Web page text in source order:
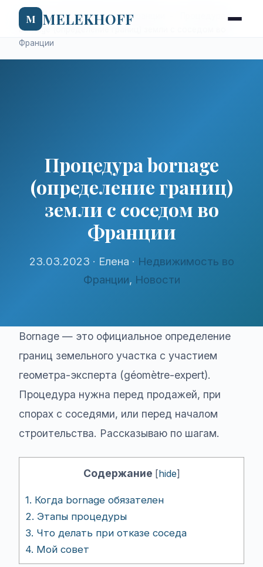
M MELEKHOFF
Home - Недвижимость во Франции
bornage (определение границ) земли с соседом во
Франции
Процедура bornage
(определение границ)
земли с соседом во
Франции
23.03.2023 · Елена · Недвижимость во
Франции, Новости
Bornage — это официальное определение
границ земельного участка с участием
геометра-эксперта (géomètre-expert).
Процедура нужна перед продажей, при
спорах с соседями, или перед началом
строительства. Рассказываю по шагам.
Содержание [hide]
1. Когда bornage обязателен
2. Этапы процедуры
3. Что делать при отказе соседа
4. Мой совет